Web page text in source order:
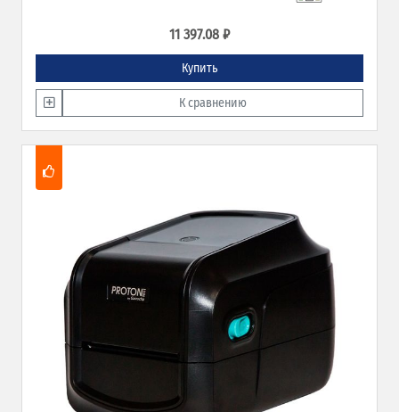
11 397.08 ₽
Купить
К сравнению